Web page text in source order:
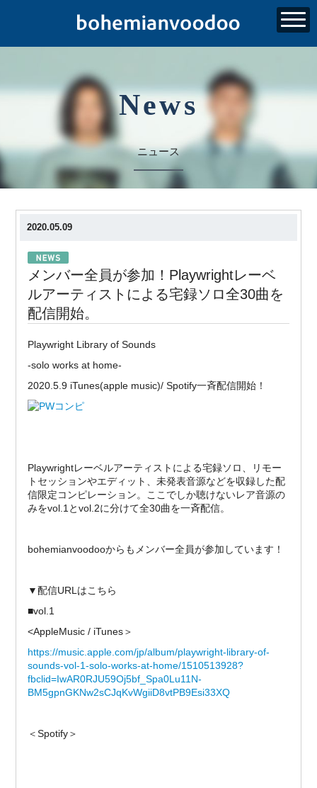
News
ニュース
2020.05.09
メンバー全員が参加！Playwrightレーベ
ルアーティストによる宅録ソロ全30曲を
配信開始。
Playwright Library of Sounds
-solo works at home-
2020.5.9 iTunes(apple music)/ Spotify一斉配信開始！
Playwrightレーベルアーティストによる宅録ソロ、リモー
トセッションやエディット、未発表音源などを収録した配
信限定コンピレーション。ここでしか聴けないレア音源の
みをvol.1とvol.2に分けて全30曲を一斉配信。
bohemianvoodooからもメンバー全員が参加しています！
▼配信URLはこちら
■vol.1
<AppleMusic / iTunes＞
https://music.apple.com/jp/album/playwright-library-of-
sounds-vol-1-solo-works-at-home/1510513928?
fbclid=IwAR0RJU59Oj5bf_Spa0Lu11N-
BM5gpnGKNw2sCJqKvWgiiD8vtPB9Esi33XQ
＜Spotify＞